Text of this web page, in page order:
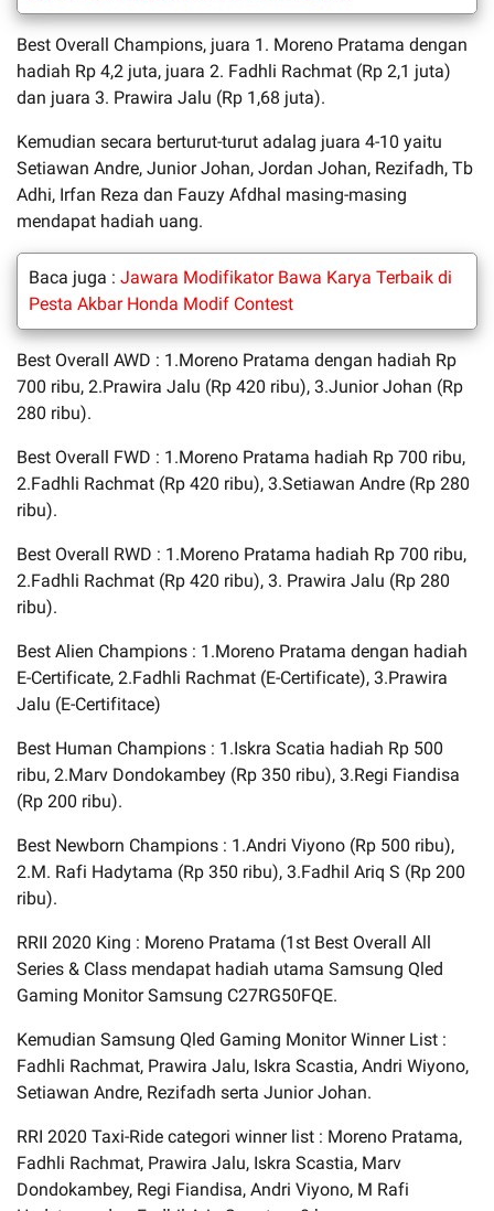
Best Overall Champions, juara 1. Moreno Pratama dengan
hadiah Rp 4,2 juta, juara 2. Fadhli Rachmat (Rp 2,1 juta)
dan juara 3. Prawira Jalu (Rp 1,68 juta).
Kemudian secara berturut-turut adalag juara 4-10 yaitu
Setiawan Andre, Junior Johan, Jordan Johan, Rezifadh, Tb
Adhi, Irfan Reza dan Fauzy Afdhal masing-masing
mendapat hadiah uang.
Baca juga : Jawara Modifikator Bawa Karya Terbaik di
Pesta Akbar Honda Modif Contest
Best Overall AWD : 1.Moreno Pratama dengan hadiah Rp
700 ribu, 2.Prawira Jalu (Rp 420 ribu), 3.Junior Johan (Rp
280 ribu).
Best Overall FWD : 1.Moreno Pratama hadiah Rp 700 ribu,
2.Fadhli Rachmat (Rp 420 ribu), 3.Setiawan Andre (Rp 280
ribu).
Best Overall RWD : 1.Moreno Pratama hadiah Rp 700 ribu,
2.Fadhli Rachmat (Rp 420 ribu), 3. Prawira Jalu (Rp 280
ribu).
Best Alien Champions : 1.Moreno Pratama dengan hadiah
E-Certificate, 2.Fadhli Rachmat (E-Certificate), 3.Prawira
Jalu (E-Certifitace)
Best Human Champions : 1.Iskra Scatia hadiah Rp 500
ribu, 2.Marv Dondokambey (Rp 350 ribu), 3.Regi Fiandisa
(Rp 200 ribu).
Best Newborn Champions : 1.Andri Viyono (Rp 500 ribu),
2.M. Rafi Hadytama (Rp 350 ribu), 3.Fadhil Ariq S (Rp 200
ribu).
RRII 2020 King : Moreno Pratama (1st Best Overall All
Series & Class mendapat hadiah utama Samsung Qled
Gaming Monitor Samsung C27RG50FQE.
Kemudian Samsung Qled Gaming Monitor Winner List :
Fadhli Rachmat, Prawira Jalu, Iskra Scastia, Andri Wiyono,
Setiawan Andre, Rezifadh serta Junior Johan.
RRI 2020 Taxi-Ride categori winner list : Moreno Pratama,
Fadhli Rachmat, Prawira Jalu, Iskra Scastia, Marv
Dondokambey, Regi Fiandisa, Andri Viyono, M Rafi